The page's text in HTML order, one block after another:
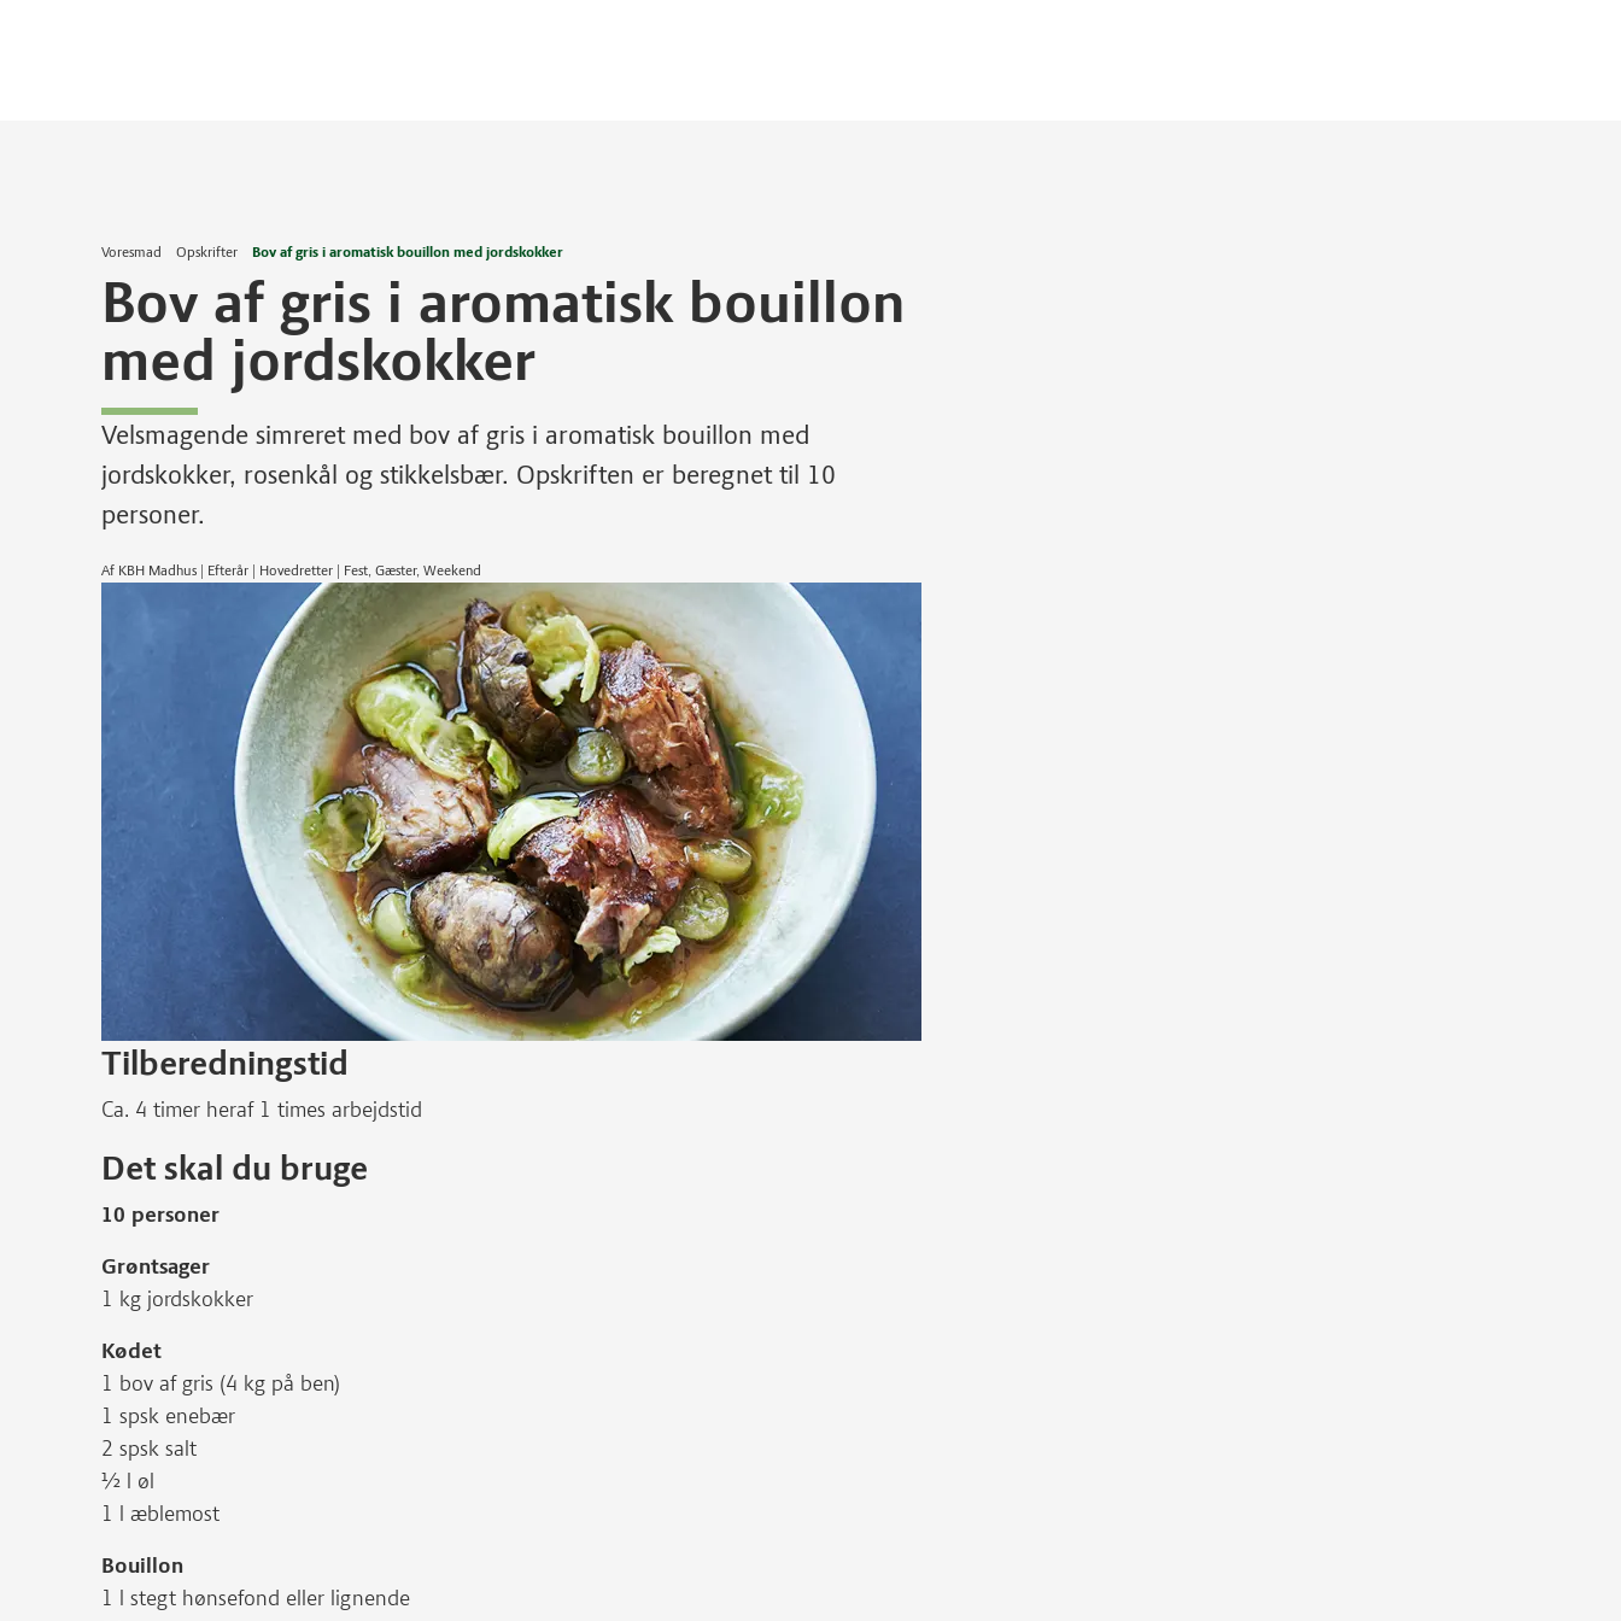
Voresmad Opskrifter Bov af gris i aromatisk bouillon med jordskokker
Bov af gris i aromatisk bouillon
med jordskokker
Velsmagende simreret med bov af gris i aromatisk bouillon med
jordskokker, rosenkål og stikkelsbær. Opskriften er beregnet til 10
personer.
Af KBH Madhus | Efterår | Hovedretter | Fest, Gæster, Weekend
Tilberedningstid
Ca. 4 timer heraf 1 times arbejdstid
Det skal du bruge
10 personer
Grøntsager
1 kg jordskokker
Kødet
1 bov af gris (4 kg på ben)
1 spsk enebær
2 spsk salt
½ l øl
1 l æblemost
Bouillon
1 l stegt hønsefond eller lignende